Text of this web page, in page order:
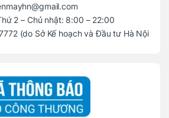
2 – Chủ nhật: 8:00 – 22:00
(do Sở Kế hoạch và Đầu tư Hà Nội